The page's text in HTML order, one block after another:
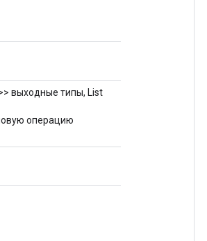
выходные типы, List
операцию